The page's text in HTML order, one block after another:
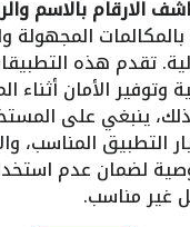
الارقام بالاسم
المجهولة
تقدم هذه
الأمان أثناء
ينبغي على
التطبيق المناسب،
لضمان عدم
غير مناسب.